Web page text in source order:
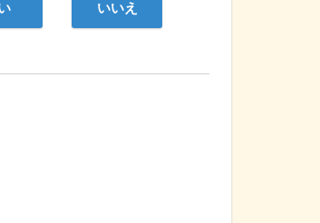
いいえ